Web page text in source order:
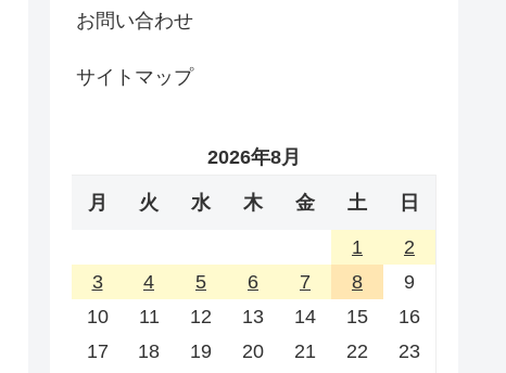
お問い合わせ
サイトマップ
2026年8月
月 火 水 木 金 土 日
1
2
3
4 5 6 7 8
9
10
11 12 13 14 15
16
17
18 19 20 21 22
23